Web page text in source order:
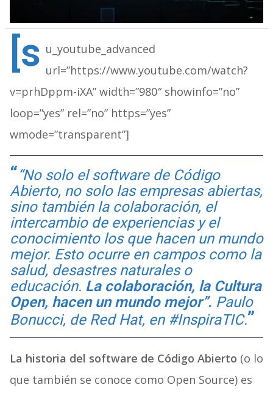
[s u_youtube_advanced
url=”https://www.youtube.com/watch?
v=prhDppm-iXA” width=”980″ showinfo=”no”
loop=”yes” rel=”no” https=”yes”
wmode=”transparent”]
“No solo el software de Código
Abierto, no solo las empresas abiertas,
sino también la colaboración, el
intercambio de experiencias y el
conocimiento los que hacen un mundo
mejor. Esto ocurre en campos como la
salud, desastres naturales o
educación. La colaboración, la Cultura
Open, hacen un mundo mejor”. Paulo
Bonucci, de Red Hat, en #InspiraTIC.
La historia del software de Código Abierto (o lo
que también se conoce como Open Source) es